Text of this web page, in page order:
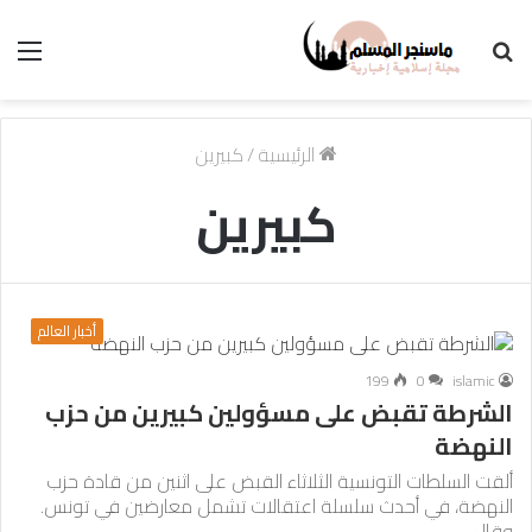
الرئيسية/كبيرين
كبيرين
أخبار العالم
islamic
0
199
الشرطة تقبض على مسؤولين كبيرين من حزب
النهضة
ألقت السلطات التونسية الثلاثاء القبض على اثنين من قادة حزب
النهضة، في أحدث سلسلة اعتقالات تشمل معارضين في تونس.